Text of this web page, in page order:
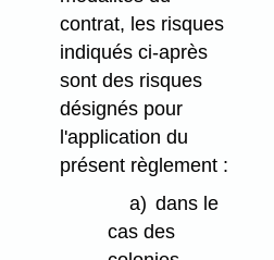
contrat, les risques
indiqués ci-après
sont des risques
désignés pour
l'application du
présent règlement :
a) dans le
cas des